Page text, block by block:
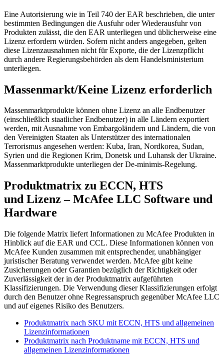
Eine Autorisierung wie in Teil 740 der EAR beschrieben, die unter
bestimmten Bedingungen die Ausfuhr oder Wiederausfuhr von
Produkten zulässt, die den EAR unterliegen und üblicherweise eine
Lizenz erfordern würden. Sofern nicht anders angegeben, gelten
diese Lizenzausnahmen nicht für Exporte, die der Lizenzpflicht
durch andere Regierungsbehörden als dem Handelsministerium
unterliegen.
Massenmarkt/Keine Lizenz erforderlich
Massenmarktprodukte können ohne Lizenz an alle Endbenutzer
(einschließlich staatlicher Endbenutzer) in alle Ländern exportiert
werden, mit Ausnahme von Embargoländern und Ländern, die von
den Vereinigten Staaten als Unterstützer des internationalen
Terrorismus angesehen werden: Kuba, Iran, Nordkorea, Sudan,
Syrien und die Regionen Krim, Donetsk und Luhansk der Ukraine.
Massenmarktprodukte unterliegen der De-minimis-Regelung.
Produktmatrix zu ECCN, HTS
und Lizenz – McAfee LLC Software und
Hardware
Die folgende Matrix liefert Informationen zu McAfee Produkten in
Hinblick auf die EAR und CCL. Diese Informationen können von
McAfee Kunden zusammen mit entsprechender, unabhängiger
juristischer Beratung verwendet werden. McAfee gibt keine
Zusicherungen oder Garantien bezüglich der Richtigkeit oder
Zuverlässigkeit der in der Produktmatrix aufgeführten
Klassifizierungen. Die Verwendung dieser Klassifizierungen erfolgt
durch den Benutzer ohne Regressanspruch gegenüber McAfee LLC
und auf eigenes Risiko des Benutzers.
Produktmatrix nach SKU mit ECCN, HTS und allgemeinen
Lizenzinformationen
Produktmatrix nach Produktname mit ECCN, HTS und
allgemeinen Lizenzinformationen